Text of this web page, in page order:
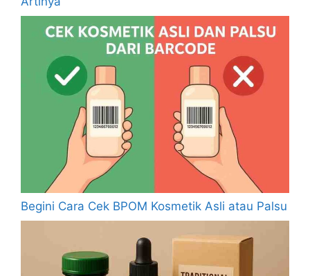
Begini Cara Cek BPOM Kosmetik Asli atau Palsu